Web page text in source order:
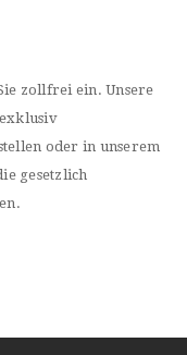
zollfrei ein. Unsere
oder in unserem
gesetzlich